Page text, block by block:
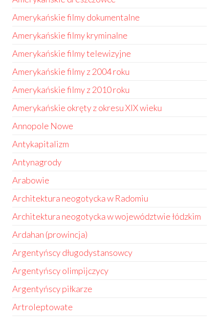
Amerykańskie filmy dokumentalne
Amerykańskie filmy kryminalne
Amerykańskie filmy telewizyjne
Amerykańskie filmy z 2004 roku
Amerykańskie filmy z 2010 roku
Amerykańskie okręty z okresu XIX wieku
Annopole Nowe
Antykapitalizm
Antynagrody
Arabowie
Architektura neogotycka w Radomiu
Architektura neogotycka w województwie łódzkim
Ardahan (prowincja)
Argentyńscy długodystansowcy
Argentyńscy olimpijczycy
Argentyńscy piłkarze
Artroleptowate